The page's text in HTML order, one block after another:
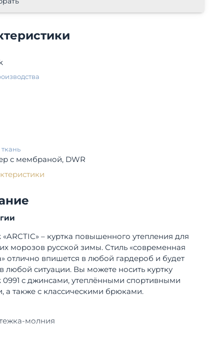
с мембраной, DWR
– куртка повышенного утепления для
морозов русской зимы. Стиль «современная
отлично впишется в любой гардероб и будет
любой ситуации. Вы можете носить куртку
0991 с джинсами, утеплёнными спортивными
а также с классическими брюками.
молния